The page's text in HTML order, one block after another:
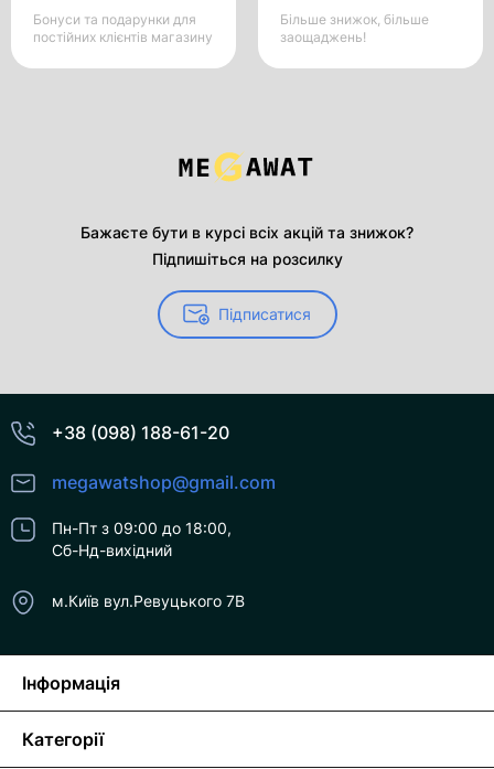
Бонуси та подарунки для
постійних клієнтів магазину
Більше знижок, більше
заощаджень!
Бажаєте бути в курсі всіх акцій та знижок?
Підпишіться на розсилку
Підписатися
+38 (098) 188-61-20
megawatshop@gmail.com
Пн-Пт з 09:00 до 18:00,
Сб-Нд-вихідний
м.Київ вул.Ревуцького 7В
Інформація
Категорії